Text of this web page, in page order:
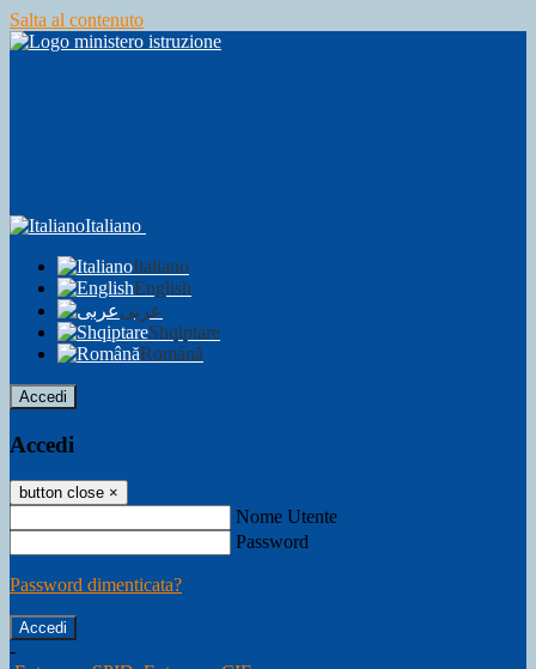
Salta al contenuto
Italiano
Italiano
English
عربى
Shqiptare
Română
Accedi
Accedi
button close ×
Nome Utente
Password
Password dimenticata?
-